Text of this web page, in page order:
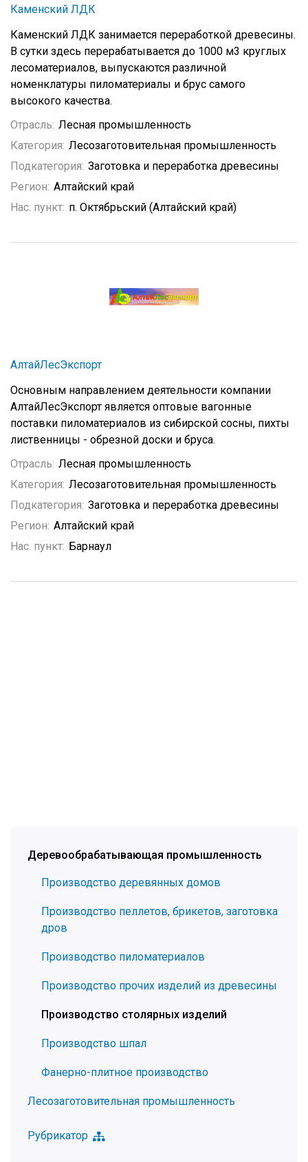
Каменский ЛДК
Каменский ЛДК занимается переработкой древесины.
В сутки здесь перерабатывается до 1000 м3 круглых
лесоматериалов, выпускаются различной
номенклатуры пиломатериалы и брус самого
высокого качества.
Отрасль: Лесная промышленность
Категория: Лесозаготовительная промышленность
Подкатегория: Заготовка и переработка древесины
Регион: Алтайский край
Нас. пункт: п. Октябрьский (Алтайский край)
АлтайЛесЭкспорт
Основным направлением деятельности компании
АлтайЛесЭкспорт является оптовые вагонные
поставки пиломатериалов из сибирской сосны, пихты
лиственницы - обрезной доски и бруса.
Отрасль: Лесная промышленность
Категория: Лесозаготовительная промышленность
Подкатегория: Заготовка и переработка древесины
Регион: Алтайский край
Нас. пункт: Барнаул
Деревообрабатывающая промышленность
Производство деревянных домов
Производство пеллетов, брикетов, заготовка
дров
Производство пиломатериалов
Производство прочих изделий из древесины
Производство столярных изделий
Производство шпал
Фанерно-плитное производство
Лесозаготовительная промышленность
Рубрикатор